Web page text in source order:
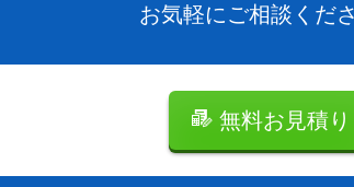
お気軽にご相談くだ
無料お見積り